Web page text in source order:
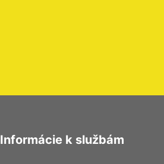
Informácie k službám